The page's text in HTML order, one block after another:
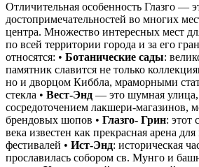
Отличительная особенность Глазго —
достопримечательностей во многих
центра. Множество интересных мест
по всей территории города и за его
относятся: • Ботанические сады:
памятник славится не только
но и дворцом Киббла, мраморными
стекла • Вест-Энд — это шумная улица,
сосредоточением лакшери-магазинов,
брендовых шопов • Глазго- Грин: этот
века известен как прекрасная арена
фестивалей • Ист-Энд: историческая
прославилась собором св. Мунго и